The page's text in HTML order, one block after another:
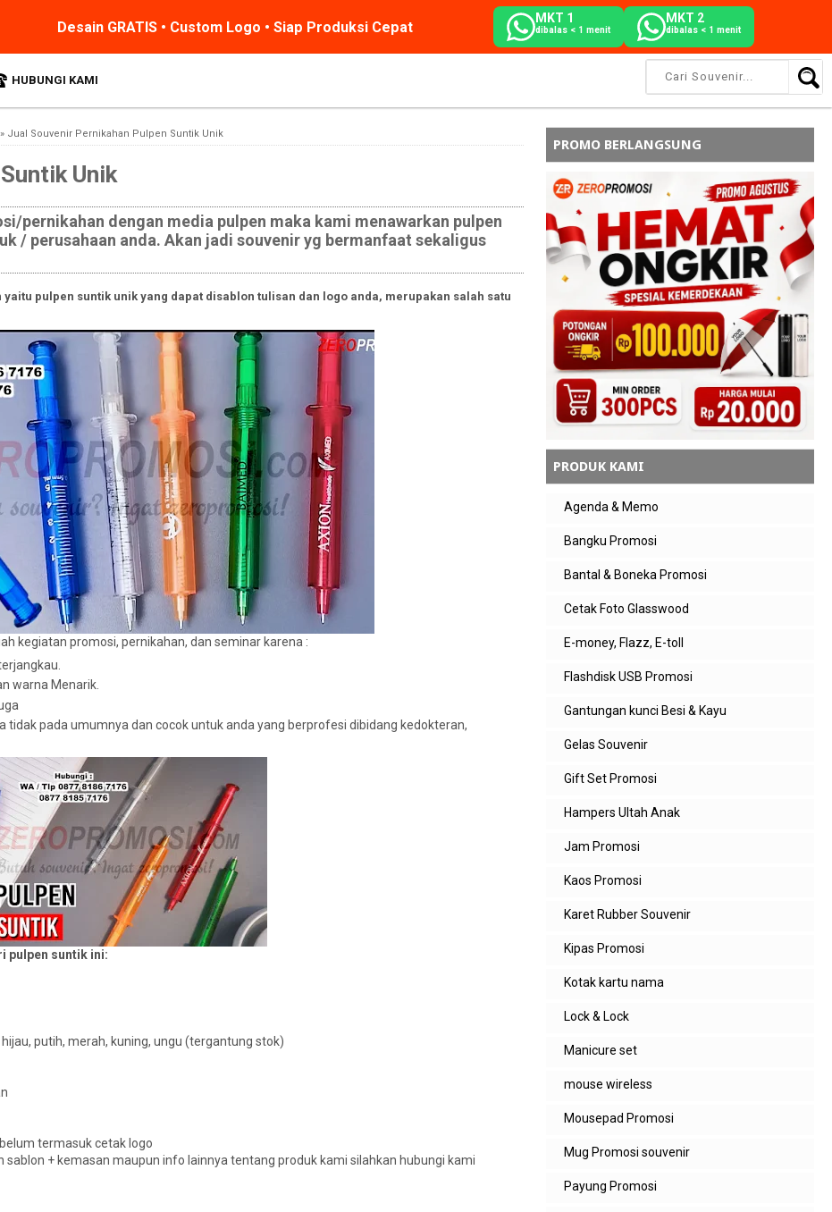
Desain GRATIS • Custom Logo • Siap Produksi Cepat
MKT 1
dibalas < 1 menit
MKT 2
dibalas < 1 menit
HUBUNGI KAMI
» Jual Souvenir Pernikahan Pulpen Suntik Unik
Unik
pernikahan dengan media pulpen maka kami menawarkan pulpen
/ perusahaan anda. Akan jadi souvenir yg bermanfaat sekaligus
pulpen suntik unik yang dapat disablon tulisan dan logo anda, merupakan salah satu
kegiatan promosi, pernikahan, dan seminar karena :
warna Menarik.
tidak pada umumnya dan cocok untuk anda yang berprofesi dibidang kedokteran,
pulpen suntik ini:
putih, merah, kuning, ungu (tergantung stok)
termasuk cetak logo
sablon + kemasan maupun info lainnya tentang produk kami silahkan hubungi kami
PROMO BERLANGSUNG
PRODUK KAMI
Agenda & Memo
Bangku Promosi
Bantal & Boneka Promosi
Cetak Foto Glasswood
E-money, Flazz, E-toll
Flashdisk USB Promosi
Gantungan kunci Besi & Kayu
Gelas Souvenir
Gift Set Promosi
Hampers Ultah Anak
Jam Promosi
Kaos Promosi
Karet Rubber Souvenir
Kipas Promosi
Kotak kartu nama
Lock & Lock
Manicure set
mouse wireless
Mousepad Promosi
Mug Promosi souvenir
Payung Promosi